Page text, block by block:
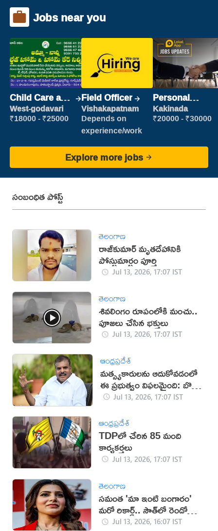
Jobs near you
Child Care and
Patient care
West-godavari
₹18000 - ₹25000
Field Officer
Vishakapatnam
Depends on
experience/work
Personal
Assistant
Kakinada
₹20000 - ₹30000
Explore more jobs
సంబంధిత పోస్ట్
తెలంగాణ
రాజ్‌కుమార్‌ మృతదేహానికి
పోస్టుమార్టం పూర్తి
Jul 13, 2026, 17:07 IST
తెలంగాణ
శివలింగం రూపంలోకి మంచు..
పూజలు చేసిన భక్తులు
Jul 13, 2026, 17:07 IST
ఆంధ్రప్రదేశ్
మత్స్యకారులను ఆదుకోవడంలో
ఈ ప్రభుత్వం విఫలమైంది: బొత్స
సత్యనారాయణ
Jul 13, 2026, 17:07 IST
ఆంధ్రప్రదేశ్
TDPలో చేరిన 85 మంది
కార్యకర్తలు
Jul 13, 2026, 17:07 IST
తెలంగాణ
సమంత 'మా ఇంటి బంగారం'
మరో రికార్డ్.. సౌత్‌లో రెండో
స్థానం!Jul 13, 2026, 16:07 IST